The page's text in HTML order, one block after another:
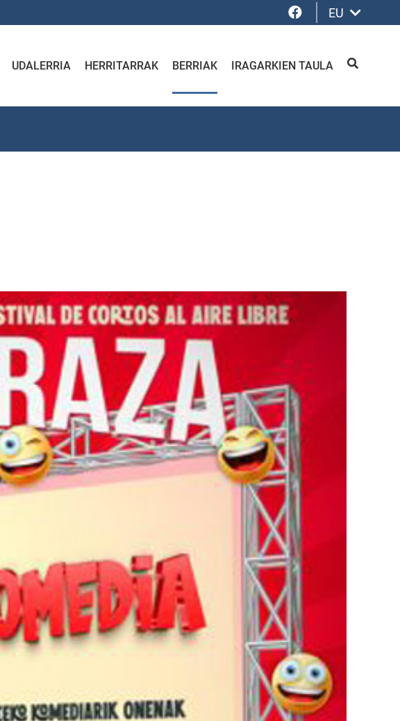
Facebook
EU
UDALERRIA HERRITARRAK BERRIAK IRAGARKIEN TAULA BILATU